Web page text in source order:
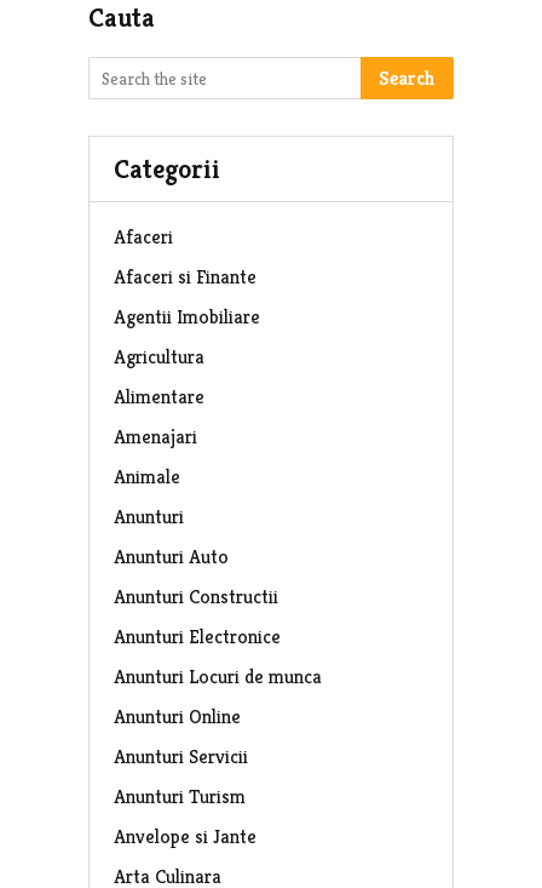
Cauta
Search
Categorii
Afaceri
Afaceri si Finante
Agentii Imobiliare
Agricultura
Alimentare
Amenajari
Animale
Anunturi
Anunturi Auto
Anunturi Constructii
Anunturi Electronice
Anunturi Locuri de munca
Anunturi Online
Anunturi Servicii
Anunturi Turism
Anvelope si Jante
Arta Culinara